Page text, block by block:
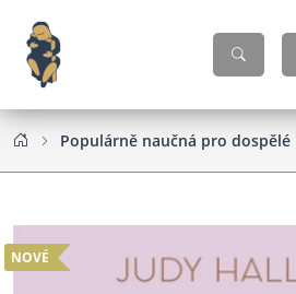
Populárně naučná pro dospělé
NOVÉ